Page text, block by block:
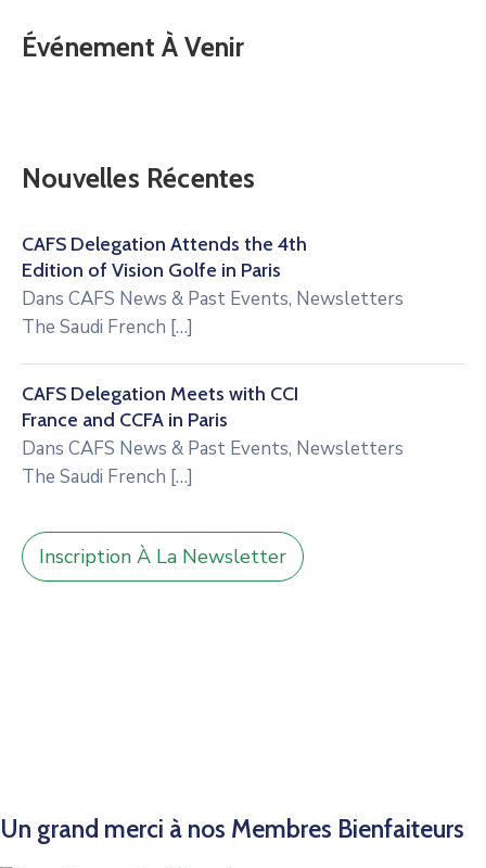
Événement À Venir
Nouvelles Récentes
CAFS Delegation Attends the 4th
Edition of Vision Golfe in Paris
Dans CAFS News & Past Events, Newsletters
The Saudi French […]
CAFS Delegation Meets with CCI
France and CCFA in Paris
Dans CAFS News & Past Events, Newsletters
The Saudi French […]
Inscription À La Newsletter
Un grand merci à nos Membres Bienfaiteurs